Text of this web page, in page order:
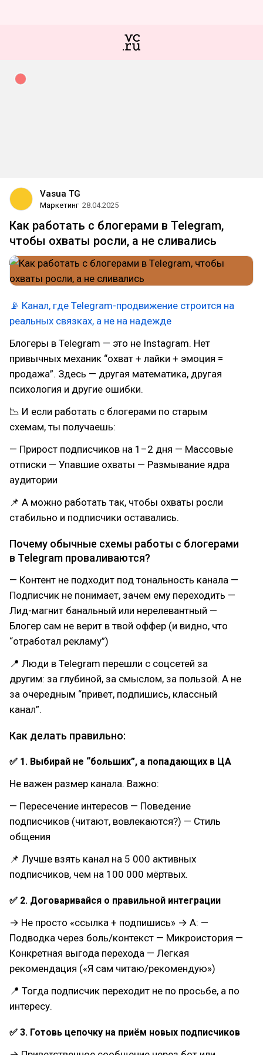
Vasua TG
Маркетинг 28.04.2025
Как работать с блогерами в Telegram,
чтобы охваты росли, а не сливались
📡 Канал, где Telegram-продвижение строится на
реальных связках, а не на надежде
Блогеры в Telegram — это не Instagram. Нет
привычных механик “охват + лайки + эмоция =
продажа”. Здесь — другая математика, другая
психология и другие ошибки.
📉 И если работать с блогерами по старым
схемам, ты получаешь:
— Прирост подписчиков на 1–2 дня — Массовые
отписки — Упавшие охваты — Размывание ядра
аудитории
📌 А можно работать так, чтобы охваты росли
стабильно и подписчики оставались.
Почему обычные схемы работы с блогерами
в Telegram проваливаются?
— Контент не подходит под тональность канала —
Подписчик не понимает, зачем ему переходить —
Лид-магнит банальный или нерелевантный —
Блогер сам не верит в твой оффер (и видно, что
“отработал рекламу”)
📍 Люди в Telegram перешли с соцсетей за
другим: за глубиной, за смыслом, за пользой. А не
за очередным “привет, подпишись, классный
канал”.
Как делать правильно:
✅ 1. Выбирай не “больших”, а попадающих в ЦА
Не важен размер канала. Важно:
— Пересечение интересов — Поведение
подписчиков (читают, вовлекаются?) — Стиль
общения
📌 Лучше взять канал на 5 000 активных
подписчиков, чем на 100 000 мёртвых.
✅ 2. Договаривайся о правильной интеграции
→ Не просто «ссылка + подпишись» → А: —
Подводка через боль/контекст — Микроистория —
Конкретная выгода перехода — Легкая
рекомендация («Я сам читаю/рекомендую»)
📍 Тогда подписчик переходит не по просьбе, а по
интересу.
✅ 3. Готовь цепочку на приём новых подписчиков